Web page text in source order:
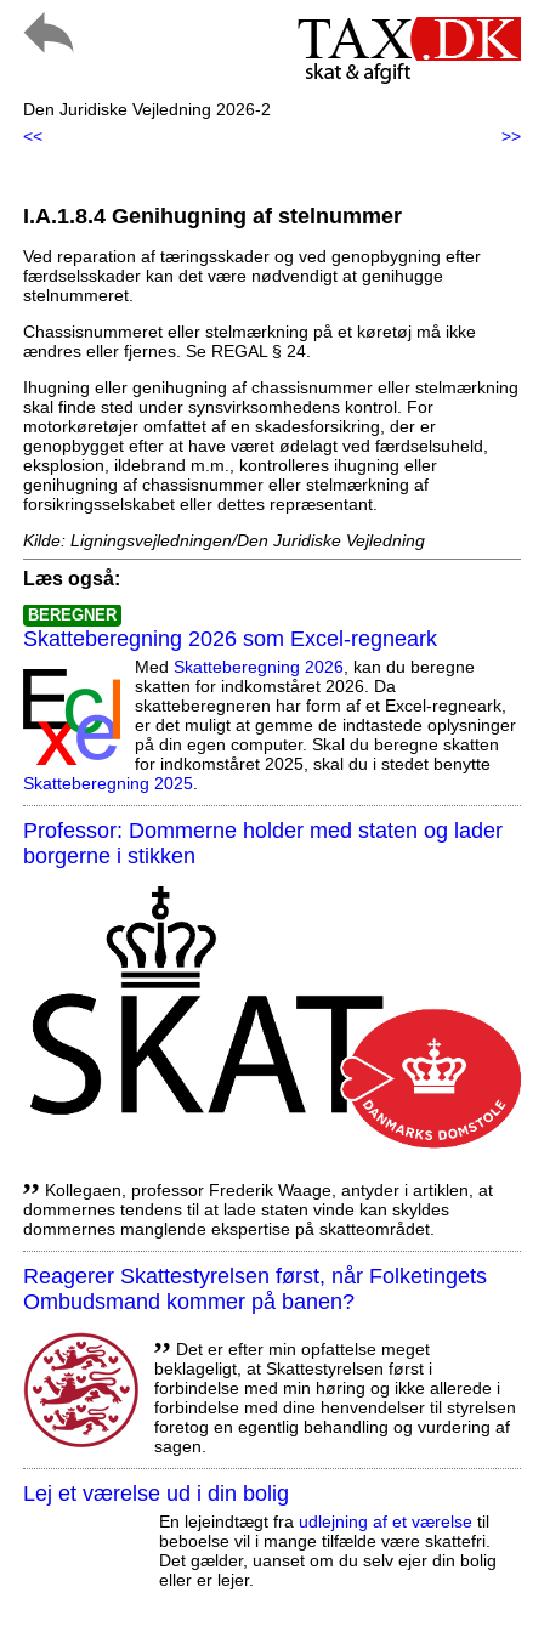
Den Juridiske Vejledning 2026-2
<<
>>
I.A.1.8.4 Genihugning af stelnummer
Ved reparation af tæringsskader og ved genopbygning efter
færdselsskader kan det være nødvendigt at genihugge
stelnummeret.
Chassisnummeret eller stelmærkning på et køretøj må ikke
ændres eller fjernes. Se REGAL § 24.
Ihugning eller genihugning af chassisnummer eller stelmærkning
skal finde sted under synsvirksomhedens kontrol. For
motorkøretøjer omfattet af en skadesforsikring, der er
genopbygget efter at have været ødelagt ved færdselsuheld,
eksplosion, ildebrand m.m., kontrolleres ihugning eller
genihugning af chassisnummer eller stelmærkning af
forsikringsselskabet eller dettes repræsentant.
Kilde: Ligningsvejledningen/Den Juridiske Vejledning
Læs også:
BEREGNER
Skatteberegning 2026 som Excel-regneark
Med Skatteberegning 2026, kan du beregne
skatten for indkomståret 2026. Da
skatteberegneren har form af et Excel-regneark,
er det muligt at gemme de indtastede oplysninger
på din egen computer. Skal du beregne skatten
for indkomståret 2025, skal du i stedet benytte
Skatteberegning 2025.
Professor: Dommerne holder med staten og lader
borgerne i stikken
,, Kollegaen, professor Frederik Waage, antyder i artiklen, at
dommernes tendens til at lade staten vinde kan skyldes
dommernes manglende ekspertise på skatteområdet.
Reagerer Skattestyrelsen først, når Folketingets
Ombudsmand kommer på banen?
,, Det er efter min opfattelse meget
beklageligt, at Skattestyrelsen først i
forbindelse med min høring og ikke allerede i
forbindelse med dine henvendelser til styrelsen
foretog en egentlig behandling og vurdering af
sagen.
Lej et værelse ud i din bolig
En lejeindtægt fra udlejning af et værelsetil
beboelse vil i mange tilfælde være skattefri.
Det gælder, uanset om du selv ejer din bolig
eller er lejer.